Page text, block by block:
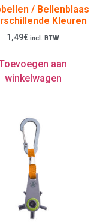
/ Bellenblaas
Kleuren
1,49€ incl. BTW
aan
winkelwagen